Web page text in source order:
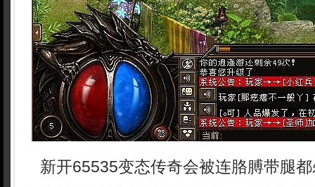
新开65535变态传奇会被连胳膊带腿